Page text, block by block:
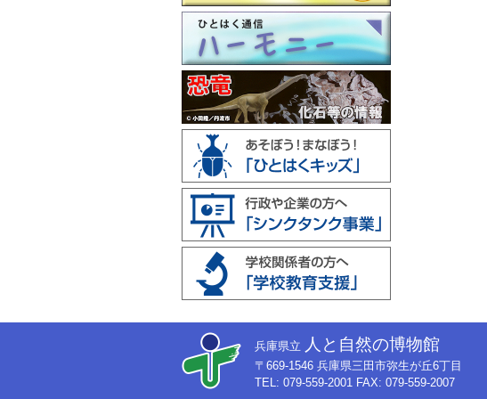
兵庫県立 人と自然の博物館
〒669-1546 兵庫県三田市弥生が丘6丁目
TEL: 079-559-2001 FAX: 079-559-2007